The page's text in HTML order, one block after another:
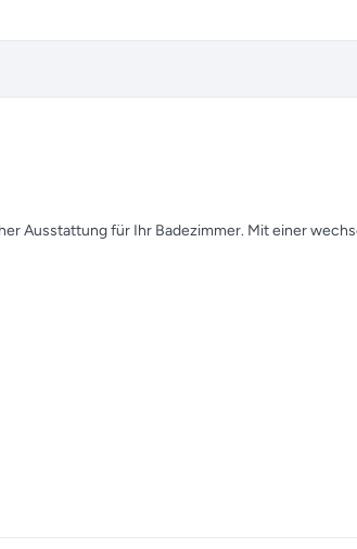
Ausstattung für Ihr Badezimmer. Mit einer